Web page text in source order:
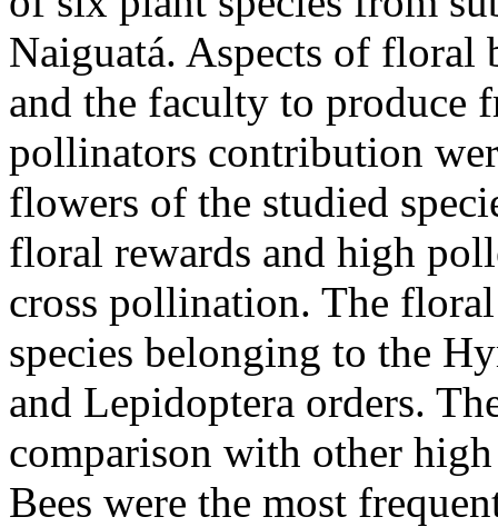
Naiguatá. Aspects of floral
and the faculty to produce
pollinators contribution
flowers of the studied
floral rewards and high
cross pollination. The
species belonging to the
and Lepidoptera orders.
comparison with other
Bees were the most